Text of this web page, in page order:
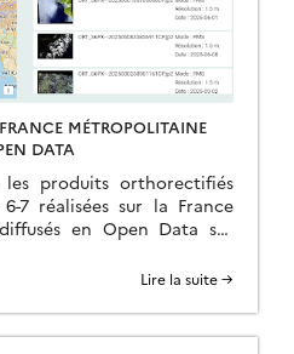
MÉTROPOLITAINE
DATA
produits orthorectifiés
7 réalisées sur la France
en Open Data sur
par DINAMIS avec le
Lire la suite →